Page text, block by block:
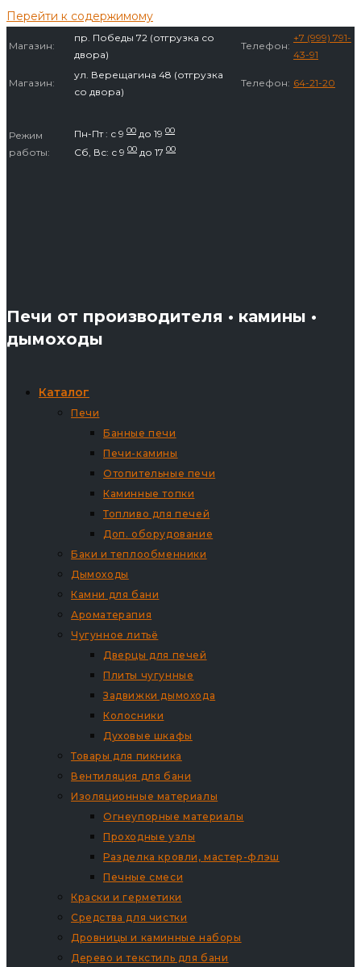
Перейти к содержимому
Магазин:
пр. Победы 72 (отгрузка со
двора)
Телефон:
+7 (999) 791-
43-91
Магазин:
ул. Верещагина 48 (отгрузка
со двора)
Телефон: 64-21-20
Режим
работы:
Пн-Пт : с 9 00 до 19 00
Сб, Вс: с 9 00 до 17 00
Печи от производителя • камины •
дымоходы
Каталог
Печи
Банные печи
Печи-камины
Отопительные печи
Каминные топки
Топливо для печей
Доп. оборудование
Баки и теплообменники
Дымоходы
Камни для бани
Ароматерапия
Чугунное литьё
Дверцы для печей
Плиты чугунные
Задвижки дымохода
Колосники
Духовые шкафы
Товары для пикника
Вентиляция для бани
Изоляционные материалы
Огнеупорные материалы
Проходные узлы
Разделка кровли, мастер-флэш
Печные смеси
Краски и герметики
Средства для чистки
Дровницы и каминные наборы
Дерево и текстиль для бани